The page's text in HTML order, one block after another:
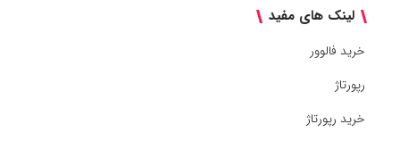
لینک های مفید
خرید فالوور
رپورتاژ
خرید رپورتاژ